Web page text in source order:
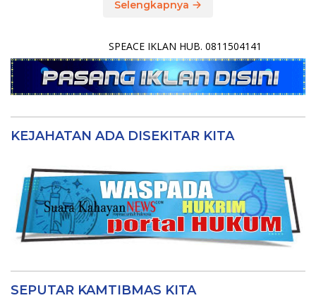
Selengkapnya
SPEACE IKLAN HUB. 0811504141
KEJAHATAN ADA DISEKITAR KITA
SEPUTAR KAMTIBMAS KITA